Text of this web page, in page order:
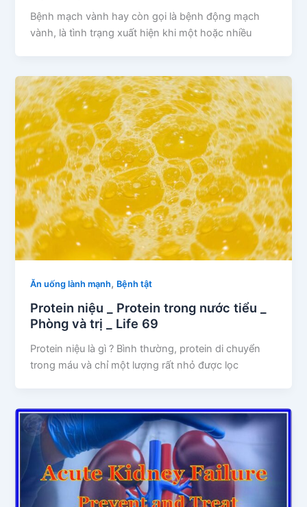
Bệnh mạch vành hay còn gọi là bệnh động mạch
vành, là tình trạng xuất hiện khi một hoặc nhiều
Ăn uống lành mạnh, Bệnh tật
Protein niệu _ Protein trong nước tiểu _
Phòng và trị _ Life 69
Protein niệu là gì ? Bình thường, protein di chuyển
trong máu và chỉ một lượng rất nhỏ được lọc